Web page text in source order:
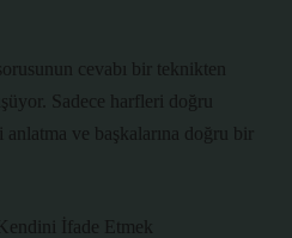
cevabı bir teknikten
Sadece harfleri doğru
ve başkalarına doğru bir
İfade Etmek